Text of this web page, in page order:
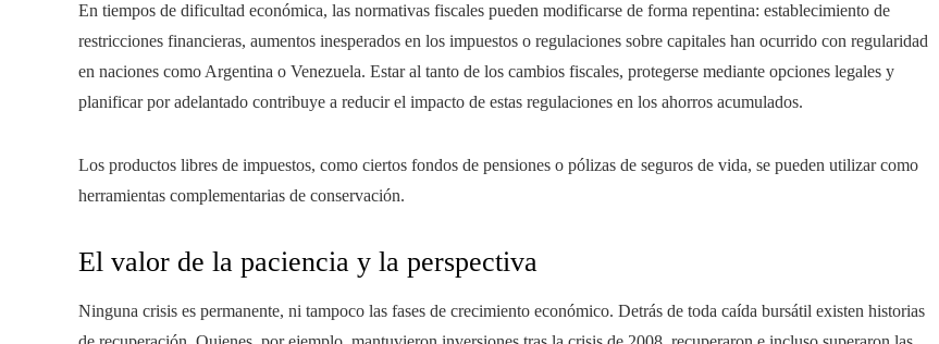
En tiempos de dificultad económica, las normativas fiscales pueden modificarse de forma repentina: establecimiento de
restricciones financieras, aumentos inesperados en los impuestos o regulaciones sobre capitales han ocurrido con regularidad
en naciones como Argentina o Venezuela. Estar al tanto de los cambios fiscales, protegerse mediante opciones legales y
planificar por adelantado contribuye a reducir el impacto de estas regulaciones en los ahorros acumulados.
Los productos libres de impuestos, como ciertos fondos de pensiones o pólizas de seguros de vida, se pueden utilizar como
herramientas complementarias de conservación.
El valor de la paciencia y la perspectiva
Ninguna crisis es permanente, ni tampoco las fases de crecimiento económico. Detrás de toda caída bursátil existen historias